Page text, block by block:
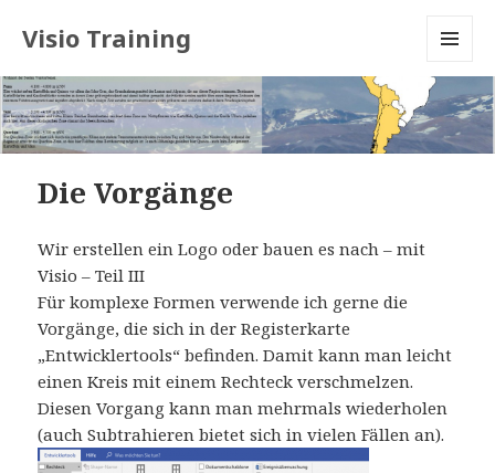
Visio Training
AND
WIDGETS
Die Vorgänge
Wir erstellen ein Logo oder bauen es nach – mit
Visio – Teil III
Für komplexe Formen verwende ich gerne die
Vorgänge, die sich in der Registerkarte
„Entwicklertools“ befinden. Damit kann man leicht
einen Kreis mit einem Rechteck verschmelzen.
Diesen Vorgang kann man mehrmals wiederholen
(auch Subtrahieren bietet sich in vielen Fällen an).